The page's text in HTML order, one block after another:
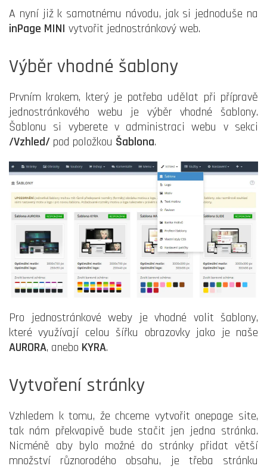
A nyní již k samotnému návodu, jak si jednoduše na
inPage MINI vytvořit jednostránkový web.
Výběr vhodné šablony
Prvním krokem, který je potřeba udělat při přípravě
jednostránkového webu je výběr vhodné šablony.
Šablonu si vyberete v administraci webu v sekci
/Vzhled/ pod položkou Šablona.
Pro jednostránkové weby je vhodné volit šablony,
které využívají celou šířku obrazovky jako je naše
AURORA, anebo KYRA.
Vytvoření stránky
Vzhledem k tomu, že chceme vytvořit onepage site,
tak nám překvapivě bude stačit jen jedna stránka.
Nicméně aby bylo možné do stránky přidat větší
množství různorodého obsahu, je třeba stránku